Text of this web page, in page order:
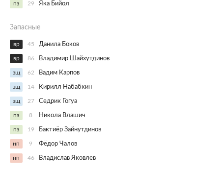
пз 29 Яка Бийол
Запасные
вр 45 Данила Боков
вр 86 Владимир Шайхутдинов
зщ 62 Вадим Карпов
зщ 14 Кирилл Набабкин
зщ 27 Седрик Гогуа
пз 8 Никола Влашич
пз 19 Бактиёр Зайнутдинов
нп 9 Фёдор Чалов
нп 46 Владислав Яковлев